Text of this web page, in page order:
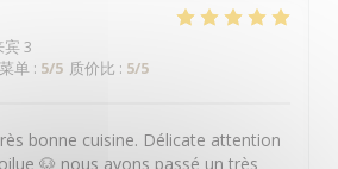
宾 3
菜单 : 5/5 质价比 : 5/5
bonne cuisine. Délicate attention
🐶 nous avons passé un très